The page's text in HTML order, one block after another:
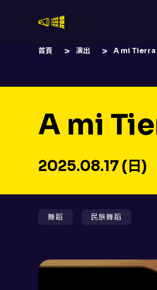
首頁 演出 A mi Tierra
A mi
2025.08.17 (日)
舞蹈 民族舞蹈